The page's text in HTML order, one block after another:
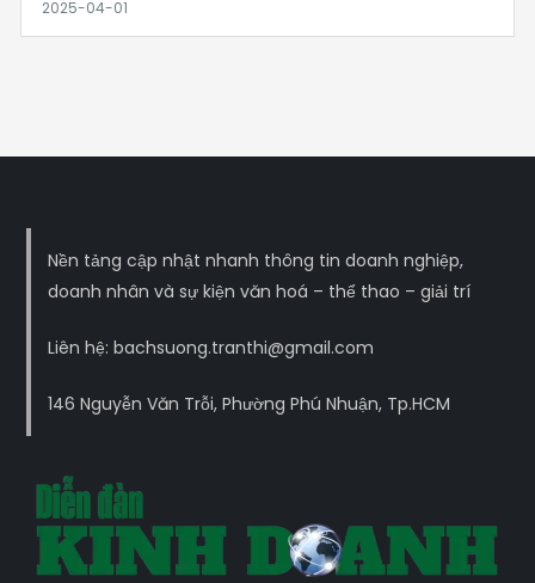
Nền tảng cập nhật nhanh thông tin doanh nghiệp,
doanh nhân và sự kiện văn hoá – thể thao – giải trí
Liên hệ: bachsuong.tranthi@gmail.com
146 Nguyễn Văn Trỗi, Phường Phú Nhuận, Tp.HCM